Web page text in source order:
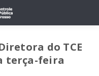
do TCE
terça-feira